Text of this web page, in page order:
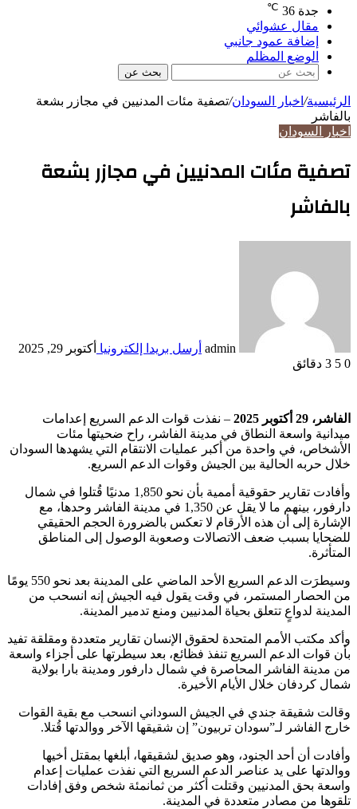
جدة 36
℃
مقال عشوائي
إضافة عمود جانبي
الوضع المظلم
بحث عن
الرئيسية/ اخبار السودان/تصفية مئات المدنيين في مجازر بشعة
بالفاشر
اخبار السودان
تصفية مئات المدنيين في مجازر بشعة
بالفاشر
admin أرسل بريدا إلكترونيا أكتوبر 29, 2025
0
3 دقائق
الفاشر، 29 أكتوبر 2025
– نفذت قوات الدعم السريع إعدامات
ميدانية واسعة النطاق في مدينة الفاشر، راح ضحيتها مئات
الأشخاص، في واحدة من أكبر عمليات الانتقام التي يشهدها السودان
خلال حربه الحالية بين الجيش وقوات الدعم السريع.
وأفادت تقارير حقوقية أممية بأن نحو 1,850 مدنيًا قُتلوا في شمال
دارفور، بينهم ما لا يقل عن 1,350 في مدينة الفاشر وحدها، مع
الإشارة إلى أن هذه الأرقام لا تعكس بالضرورة الحجم الحقيقي
للضحايا بسبب ضعف الاتصالات وصعوبة الوصول إلى المناطق
المتأثرة.
وسيطرَت الدعم السريع الأحد الماضي على المدينة بعد نحو 550 يومًا
من الحصار المستمر، في وقت يقول فيه الجيش إنه انسحب من
المدينة لدواعٍ تتعلق بحياة المدنيين ومنع تدمير المدينة.
وأكد مكتب الأمم المتحدة لحقوق الإنسان تقارير متعددة ومقلقة تفيد
بأن قوات الدعم السريع تنفذ فظائع، بعد سيطرتها على أجزاء واسعة
من مدينة الفاشر المحاصرة في شمال دارفور ومدينة بارا بولاية
شمال كردفان خلال الأيام الأخيرة.
وقالت شقيقة جندي في الجيش السوداني انسحب مع بقية القوات
خارج الفاشر لـ”سودان تربيون” إن شقيقها الآخر ووالدتها قُتلا.
وأفادت أن أحد الجنود، وهو صديق لشقيقها، أبلغها بمقتل أخيها
ووالدتها على يد عناصر الدعم السريع التي نفذت عمليات إعدام
واسعة بحق المدنيين وقتلت أكثر من ثمانمئة شخص وفق إفادات
تلقوها من مصادر متعددة في المدينة.